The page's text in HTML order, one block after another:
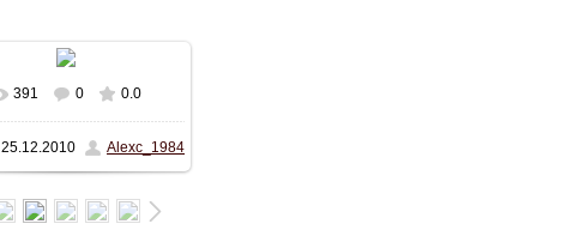
391 0 0.0
25.12.2010 Alexc_1984